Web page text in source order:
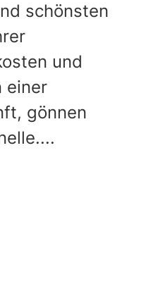
schönsten
und
einer
gönnen